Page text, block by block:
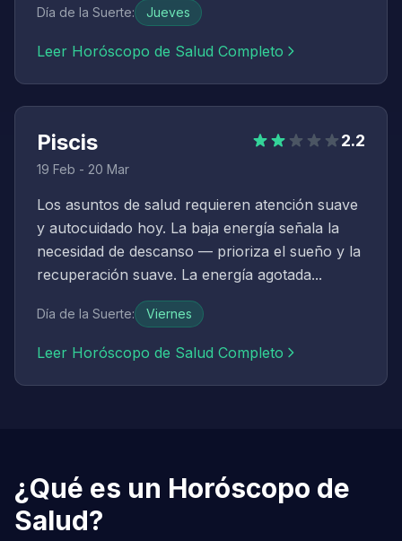
Día de la Suerte: Jueves
Leer Horóscopo de Salud Completo
Piscis
19 Feb - 20 Mar
2.2
Los asuntos de salud requieren atención suave
y autocuidado hoy. La baja energía señala la
necesidad de descanso — prioriza el sueño y la
recuperación suave. La energía agotada...
Día de la Suerte: Viernes
Leer Horóscopo de Salud Completo
¿Qué es un Horóscopo de
Salud?